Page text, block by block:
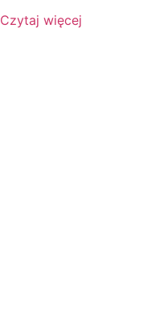
Czytaj więcej